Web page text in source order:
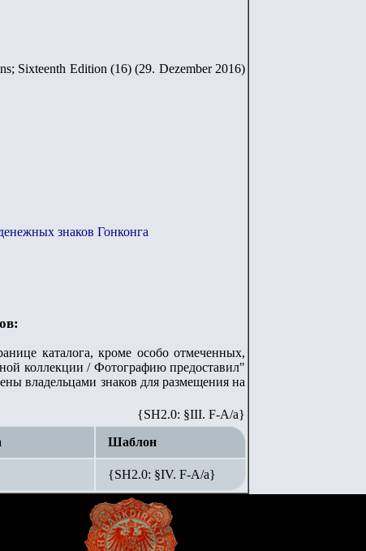
Sixteenth Edition (16) (29. Dezember 2016)
знаков Гонконга
каталога, кроме особо отмеченных,
коллекции / Фотографию предоставил"
владельцами знаков для размещения на
{SH2.0: §III. F-A/а}
Шаблон
{SH2.0: §IV. F-А/а}